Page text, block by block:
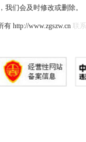
我们会及时修改或删除。
http://www.zgszw.cn 联